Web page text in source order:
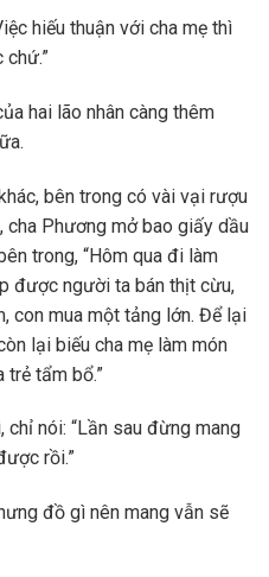
hiếu thuận với cha mẹ thì
hai lão nhân càng thêm
bên trong có vài vại rượu
Phương mở bao giấy dầu
trong, “Hôm qua đi làm
được người ta bán thịt cừu,
con mua một tảng lớn. Để lại
lại biếu cha mẹ làm món
trẻ tẩm bổ.”
nói: “Lần sau đừng mang
rồi.”
đồ gì nên mang vẫn sẽ